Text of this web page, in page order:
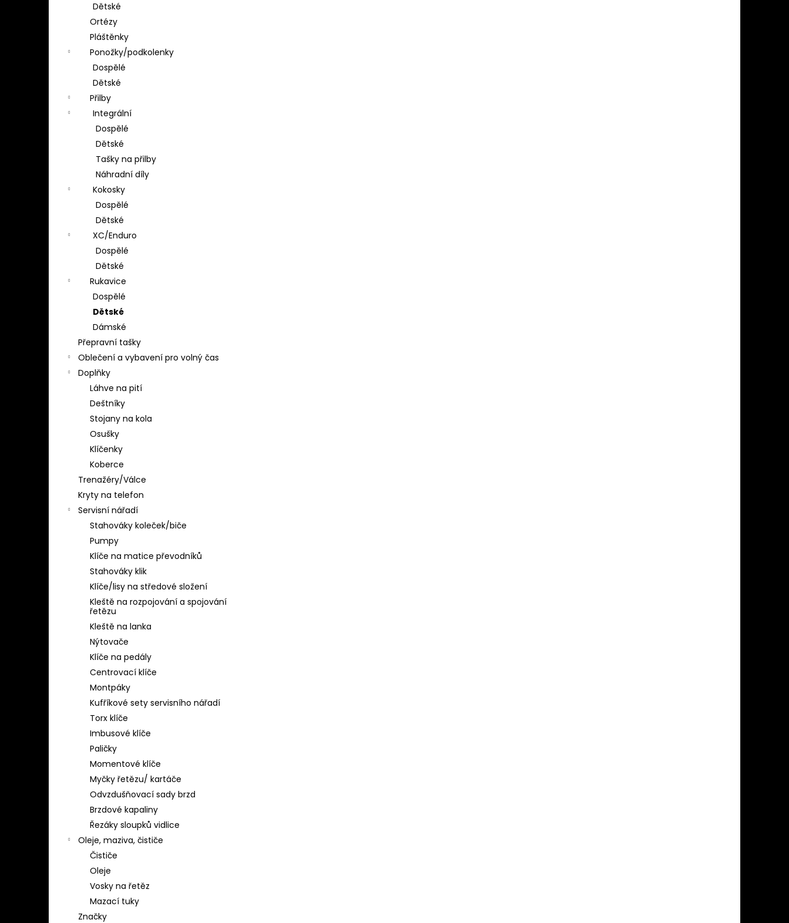
Dětské
Ortézy
Pláštěnky
Ponožky/podkolenky
Dospělé
Dětské
Přilby
Integrální
Dospělé
Dětské
Tašky na přilby
Náhradní díly
Kokosky
Dospělé
Dětské
XC/Enduro
Dospělé
Dětské
Rukavice
Dospělé
Dětské
Dámské
Přepravní tašky
Oblečení a vybavení pro volný čas
Doplňky
Láhve na pití
Deštníky
Stojany na kola
Osušky
Klíčenky
Koberce
Trenažéry/Válce
Kryty na telefon
Servisní nářadí
Stahováky koleček/biče
Pumpy
Klíče na matice převodníků
Stahováky klik
Klíče/lisy na středové složení
Kleště na rozpojování a spojování
řetězu
Kleště na lanka
Nýtovače
Klíče na pedály
Centrovací klíče
Montpáky
Kufříkové sety servisního nářadí
Torx klíče
Imbusové klíče
Paličky
Momentové klíče
Myčky řetězu/ kartáče
Odvzdušňovací sady brzd
Brzdové kapaliny
Řezáky sloupků vidlice
Oleje, maziva, čističe
Čističe
Oleje
Vosky na řetěz
Mazací tuky
Značky